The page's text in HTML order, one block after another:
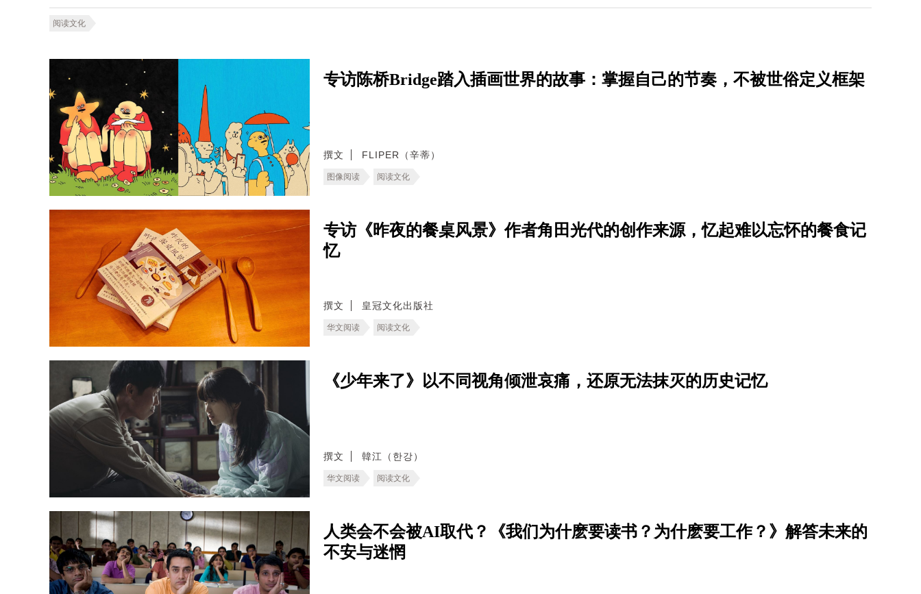
阅读文化
专访陈桥Bridge踏入插画世界的故事：掌握自己的节奏，不被世俗定义框架
撰文 FLIPER（辛蒂）
图像阅读 阅读文化
专访《昨夜的餐桌风景》作者角田光代的创作来源，忆起难以忘怀的餐食记
忆
撰文 皇冠文化出版社
华文阅读 阅读文化
《少年来了》以不同视角倾泄哀痛，还原无法抹灭的历史记忆
撰文 韓江（한강）
华文阅读 阅读文化
人类会不会被AI取代？《我们为什麽要读书？为什麽要工作？》解答未来的
不安与迷惘